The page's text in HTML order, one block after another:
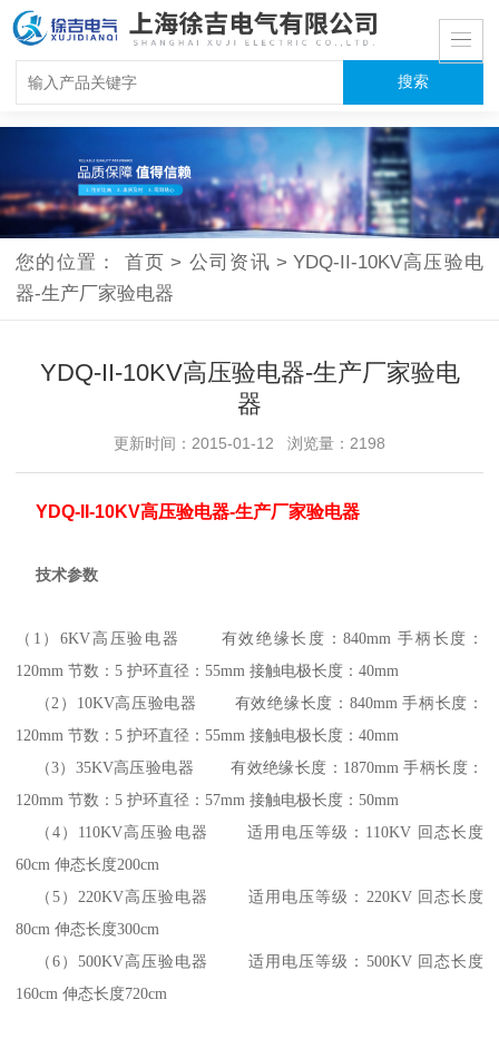
您的位置： 首页 > 公司资讯 > YDQ-II-10KV高压验电
器-生产厂家验电器
YDQ-II-10KV高压验电器-生产厂家验电
器
更新时间：2015-01-12 浏览量：2198
YDQ-II-10KV高压验电器-生产厂家验电器
技术参数
（1 ）6KV高压验电器 有效绝缘长度：840mm手柄长度：
120mm 节数： 5 护环直径： 55mm 接触电极长度： 40mm
（2 ） 10KV高压验电器 有效绝缘长度： 840mm手柄长度：
120mm 节数： 5 护环直径： 55mm 接触电极长度： 40mm
（3） 35KV高压验电器 有效绝缘长度： 1870mm手柄长度：
120mm 节数： 5 护环直径： 57mm 接触电极长度： 50mm
（4） 110KV高压验电器 适用电压等级： 110KV 回态长度
60cm 伸态长度200cm
（5） 220KV高压验电器 适用电压等级： 220KV 回态长度
80cm 伸态长度300cm
（6） 500KV高压验电器 适用电压等级： 500KV 回态长度
160cm 伸态长度720cm